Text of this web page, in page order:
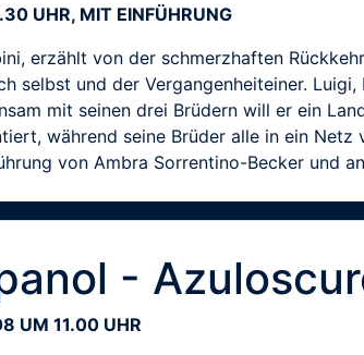
UHR, MIT EINFÜHRUNG
erzählt von der schmerzhaften
selbst und der Vergangenheiteiner.
mit seinen drei Brüdern will er ein
während seine Brüder alle in ein Netz
von Ambra Sorrentino-Becker und
-
UM 11.00 UHR